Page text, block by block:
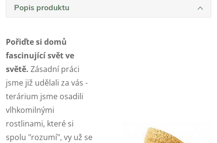
Popis produktu
Pořiďte si domů
fascinující svět ve
světě. Zásadní práci
jsme již udělali za vás -
terárium jsme osadili
vlhkomilnými
rostlinami, které si
spolu "rozumí", vy už se